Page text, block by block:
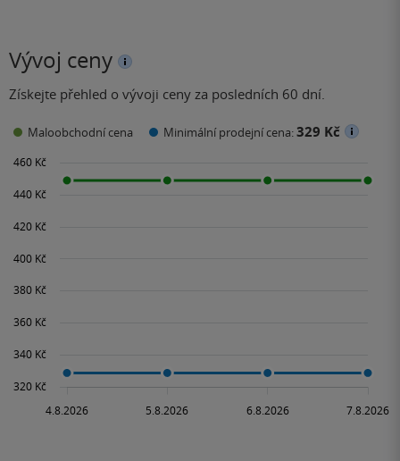
Vývoj ceny
Získejte přehled o vývoji ceny za posledních 60 dní.
Maloobchodní cena Minimální prodejní cena:329 Kč